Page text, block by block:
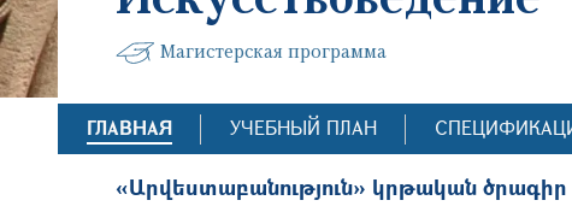
Магистерская программа
ГЛАВНАЯ УЧЕБНЫЙ ПЛАН
«Արվեստաբանություն» կրթական ծրագիր